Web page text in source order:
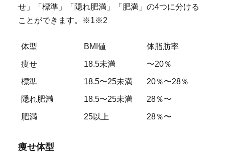
せ」「標準」「隠れ肥満」「肥満」の4つに分ける
ことができます。※1※2
体型 BMI値
体脂肪率
痩せ
18.5未満
〜20％
標準
18.5〜25未満
20％〜28％
隠れ肥満
18.5〜25未満
28％〜
肥満
25以上 28％〜
痩せ体型